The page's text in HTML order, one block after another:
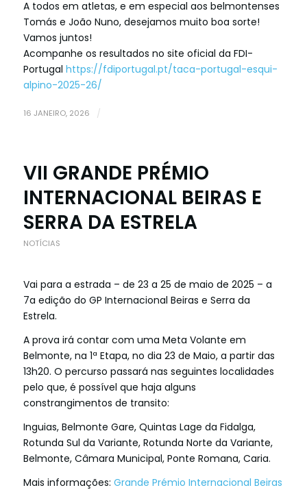
A todos em atletas, e em especial aos belmontenses
Tomás e João Nuno, desejamos muito boa sorte!
Vamos juntos!
Acompanhe os resultados no site oficial da FDI-
Portugal https://fdiportugal.pt/taca-portugal-esqui-
alpino-2025-26/
16 JANEIRO, 2026 /
VII GRANDE PRÉMIO
INTERNACIONAL BEIRAS E
SERRA DA ESTRELA
NOTÍCIAS
Vai para a estrada – de 23 a 25 de maio de 2025 – a
7a edição do GP Internacional Beiras e Serra da
Estrela.
A prova irá contar com uma Meta Volante em
Belmonte, na 1ª Etapa, no dia 23 de Maio, a partir das
13h20. O percurso passará nas seguintes localidades
pelo que, é possível que haja alguns
constrangimentos de transito:
Inguias, Belmonte Gare, Quintas Lage da Fidalga,
Rotunda Sul da Variante, Rotunda Norte da Variante,
Belmonte, Câmara Municipal, Ponte Romana, Caria.
Mais informações: Grande Prémio Internacional Beiras